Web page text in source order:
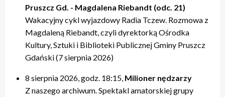
Pruszcz Gd. - Magdalena Riebandt (odc. 21)
Wakacyjny cykl wyjazdowy Radia Tczew. Rozmowa z
Magdaleną Riebandt, czyli dyrektorką Ośrodka
Kultury, Sztuki i Biblioteki Publicznej Gminy Pruszcz
Gdański (7 sierpnia 2026)
8 sierpnia 2026, godz. 18:15, Milioner nędzarzy
Z naszego archiwum. Spektakl amatorskiej grupy